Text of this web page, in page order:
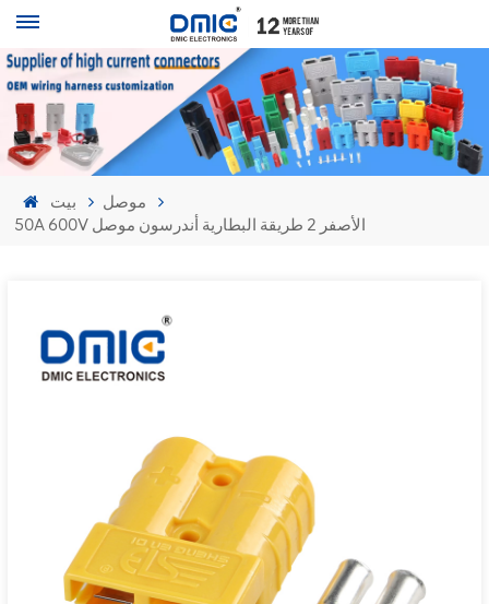
بيت
موصل
50A 600V الأصفر 2 طريقة البطارية أندرسون موصل